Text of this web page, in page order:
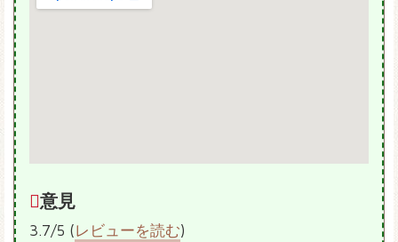
意見
3.7/5 (レビューを読む)